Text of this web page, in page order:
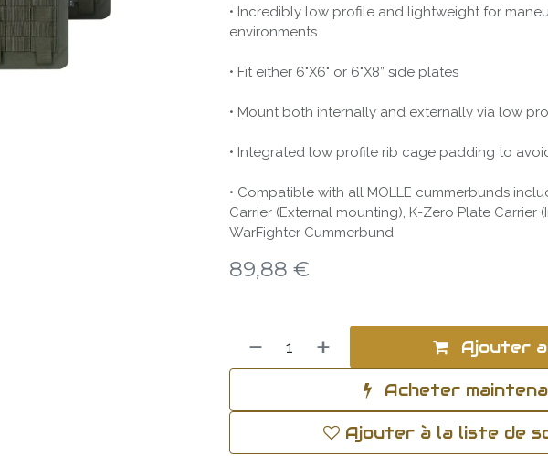
• Incredibly low profile and lightweight for
environments
• Fit either 6"X6" or 6"X8” side plates
• Mount both internally and externally via low
• Integrated low profile rib cage padding to
• Compatible with all MOLLE cummerbunds
Carrier (External mounting), K-Zero Plate Carrier
WarFighter Cummerbund
89,88 €
Ajouter
Acheter
Ajouter à la liste de